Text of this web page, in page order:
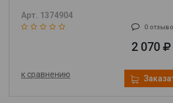
Арт. 1374904
0
2 070
к сравнению